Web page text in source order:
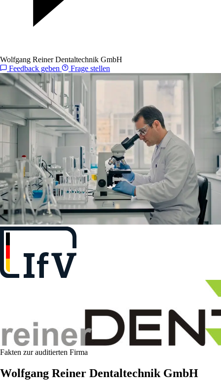
Wolfgang Reiner Dentaltechnik GmbH
Feedback geben
Frage stellen
Fakten zur auditierten Firma
Wolfgang Reiner Dentaltechnik GmbH